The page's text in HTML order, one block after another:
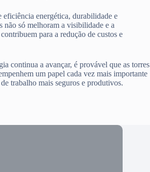
eficiência energética, durabilidade e
não só melhoram a visibilidade e a
para a redução de custos e
continua a avançar, é provável que as torres
um papel cada vez mais importante
trabalho mais seguros e produtivos.